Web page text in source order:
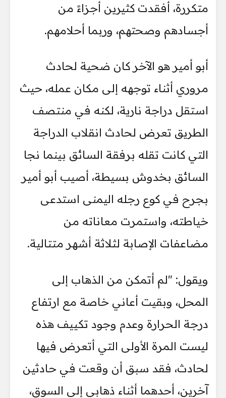
متكررة، أفقدت كثيرين أجزاءً من
أجسادهم وصحتهم، وربما أحلامهم.
أبو أمير هو الآخر كان ضحية لحادث
مروري أثناء توجهه إلى مكان عمله، حيث
استقل دراجة نارية، لكنه في منتصف
الطريق تعرض لحادث انقلاب الدراجة
التي كانت تقله برفقة السائق بينما نجا
السائق بخدوش بسيطة، أصيب أبو أمير
بجرح في كوع رجله اليمنى استدعى
خياطته، واستمرت معاناته من
مضاعفات الإصابة لثلاثة أشهر متتالية.
ويقول: "لم أتمكن من الذهاب إلى
المحل، وبقيت أعاني خاصة مع ارتفاع
درجة الحرارة وعدم وجود تكييف هذه
ليست المرة الأولى التي أتعرض فيها
لحادث، فقد سبق أن وقعت في حادثين
آخرين، أحدهما أثناء ذهابي إلى السوق،